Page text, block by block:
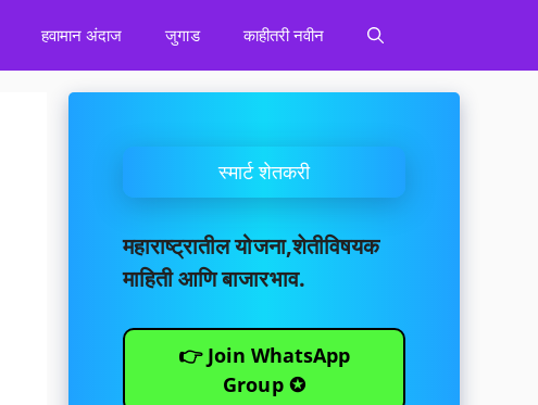
हवामान अंदाज जुगाड काहीतरी नवीन
स्मार्ट शेतकरी
महाराष्ट्रातील योजना,शेतीविषयक
माहिती आणि बाजारभाव.
👉 Join WhatsApp
Group ✪